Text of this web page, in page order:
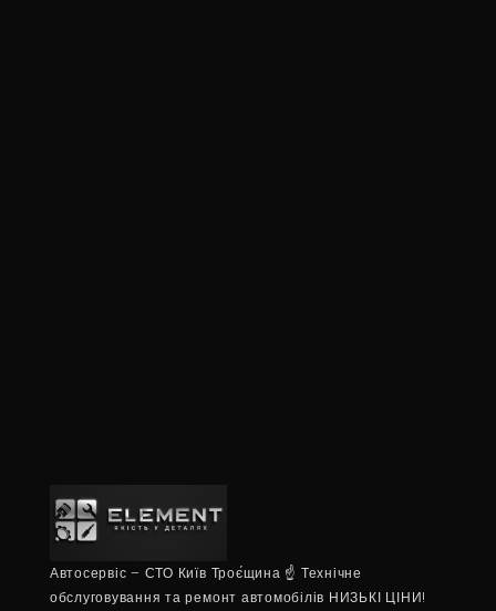
Автосервіс – СТО Київ Троє́щина ☝ Технічне
обслуговування та ремонт автомобілів НИЗЬКІ ЦІНИ!